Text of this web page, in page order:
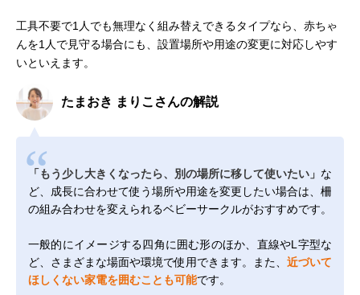
工具不要で1人でも無理なく組み替えできるタイプなら、赤ちゃ
んを1人で見守る場合にも、設置場所や用途の変更に対応しやす
いといえます。
たまおき まりこさんの解説
「もう少し大きくなったら、別の場所に移して使いたい」 な
ど、成長に合わせて使う場所や用途を変更したい場合は、柵
の組み合わせを変えられるベビーサークルがおすすめです。
一般的にイメージする四角に囲む形のほか、直線やL字型な
ど、さまざまな場面や環境で使用できます。また、 近づいて
ほしくない家電を囲むことも可能です。